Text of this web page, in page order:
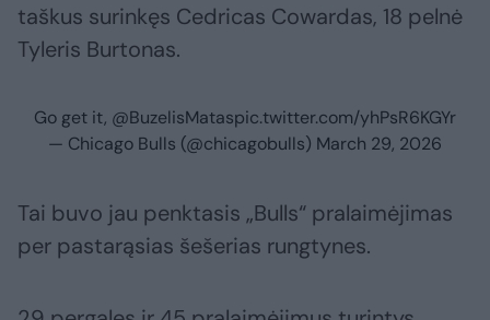
taškus surinkęs Cedricas Cowardas, 18 pelnė
Tyleris Burtonas.
Go get it, @BuzelisMataspic.twitter.com/yhPsR6KGYr
— Chicago Bulls (@chicagobulls) March 29, 2026
Tai buvo jau penktasis „Bulls“ pralaimėjimas
per pastarąsias šešerias rungtynes.